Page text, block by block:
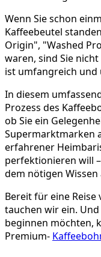
Wenn Sie schon
Kaffeebeutel
Origin", "Washed
waren, sind Sie
ist umfangreich und
In diesem
Prozess des
ob Sie ein
Supermarktmarken
erfahrener
perfektionieren will
dem nötigen Wissen
Bereit für eine Reise
tauchen wir ein.
beginnen möchten,
Premium-